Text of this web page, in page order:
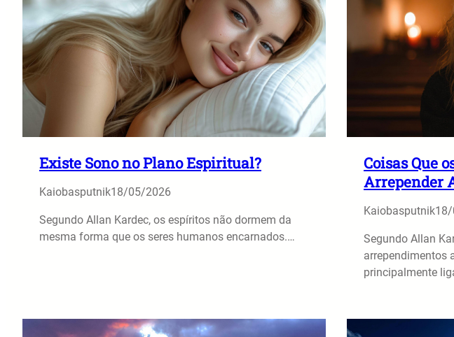
Existe Sono no Plano Espiritual?
Kaiobasputnik18/05/2026
Segundo Allan Kardec, os espíritos não dormem da
mesma forma que os seres humanos encarnados.…
Coisas Que
Arrepender
Kaiobasputnik
Segundo Allan
arrependimentos
principalmente